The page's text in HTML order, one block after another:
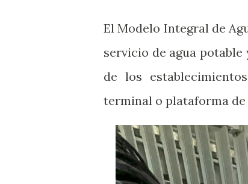
El Modelo Integral de
servicio de agua
de los
terminal o plataforma de